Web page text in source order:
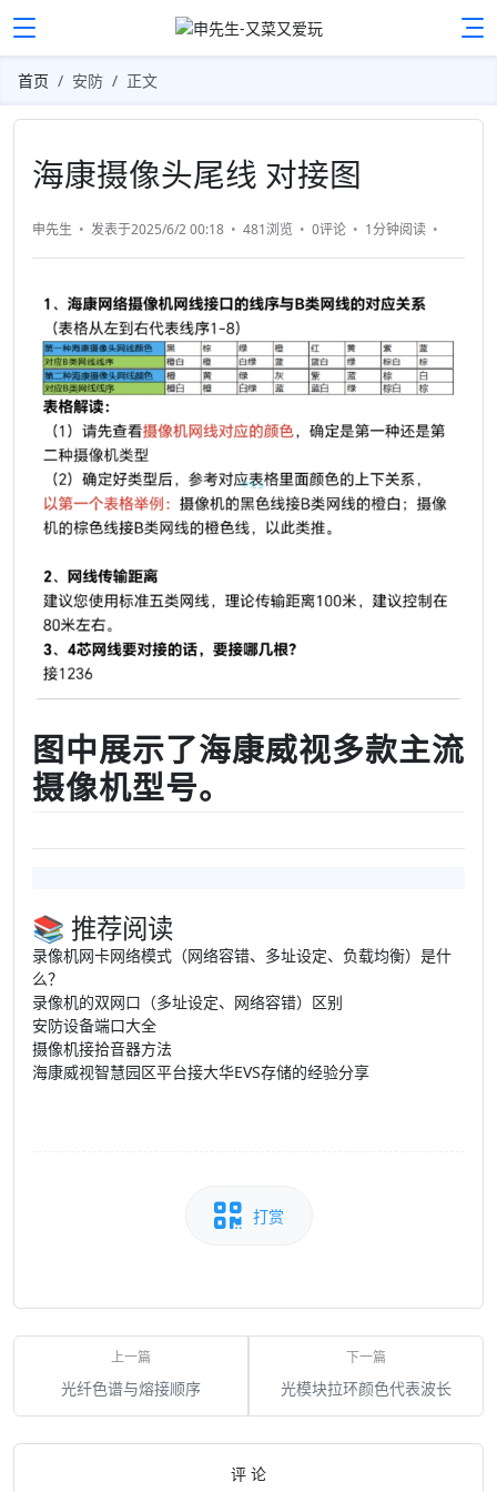
首页 安防 正文
海康摄像头尾线 对接图
申先生 发表于2025/6/2 00:18 481浏览 0评论 1分钟阅读
图中展示了海康威视多款主流
摄像机型号。
📚 推荐阅读
录像机网卡网络模式（网络容错、多址设定、负载均衡）是什
么？
录像机的双网口（多址设定、网络容错）区别
安防设备端口大全
摄像机接拾音器方法
海康威视智慧园区平台接大华EVS存储的经验分享
打赏
光纤色谱与熔接顺序 光模块拉环颜色代表波长
评 论